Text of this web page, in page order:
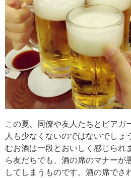
この夏、同僚や友人たちとビアガ
人も少なくないのではないでしょ
むお酒は一段とおいしく感じられ
ら友だちでも、酒の席のマナーが
してしまうものです。酒の席でさ